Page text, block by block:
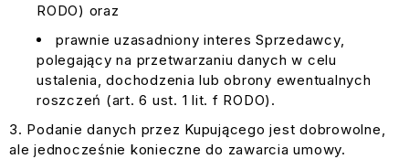
RODO) oraz
prawnie uzasadniony interes Sprzedawcy,
polegający na przetwarzaniu danych w celu
ustalenia, dochodzenia lub obrony ewentualnych
roszczeń (art. 6 ust. 1 lit. f RODO).
Podanie danych przez Kupującego jest dobrowolne,
ale jednocześnie konieczne do zawarcia umowy.